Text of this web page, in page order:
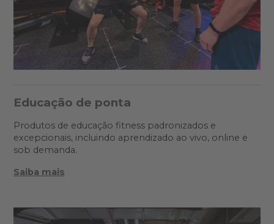
Educação de ponta
Produtos de educação fitness padronizados e
excepcionais, incluindo aprendizado ao vivo, online e
sob demanda.
Saiba mais